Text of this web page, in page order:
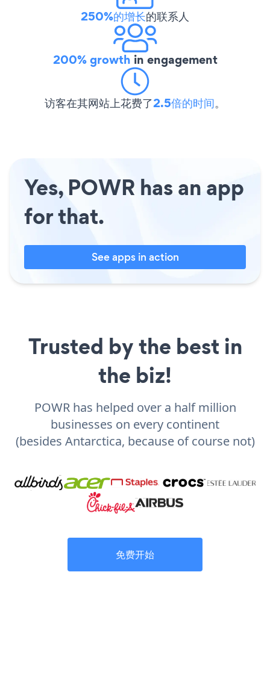
250%的增长的联系人
200% growth in engagement
访客在其网站上花费了2.5倍的时间。
Yes, POWR has an app
for that.
See apps in action
Trusted by the best in
the biz!
POWR has helped over a half million
businesses on every continent
(besides Antarctica, because of course not)
免费开始